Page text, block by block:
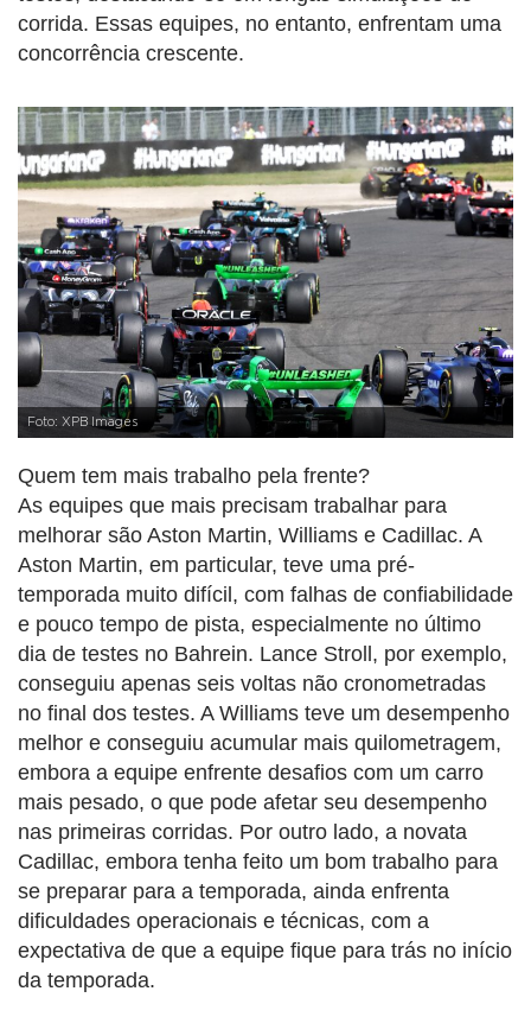
corrida. Essas equipes, no entanto, enfrentam uma
concorrência crescente.
Foto: XPB Images
Quem tem mais trabalho pela frente?
As equipes que mais precisam trabalhar para
melhorar são Aston Martin, Williams e Cadillac. A
Aston Martin, em particular, teve uma pré-
temporada muito difícil, com falhas de confiabilidade
e pouco tempo de pista, especialmente no último
dia de testes no Bahrein. Lance Stroll, por exemplo,
conseguiu apenas seis voltas não cronometradas
no final dos testes. A Williams teve um desempenho
melhor e conseguiu acumular mais quilometragem,
embora a equipe enfrente desafios com um carro
mais pesado, o que pode afetar seu desempenho
nas primeiras corridas. Por outro lado, a novata
Cadillac, embora tenha feito um bom trabalho para
se preparar para a temporada, ainda enfrenta
dificuldades operacionais e técnicas, com a
expectativa de que a equipe fique para trás no início
da temporada.